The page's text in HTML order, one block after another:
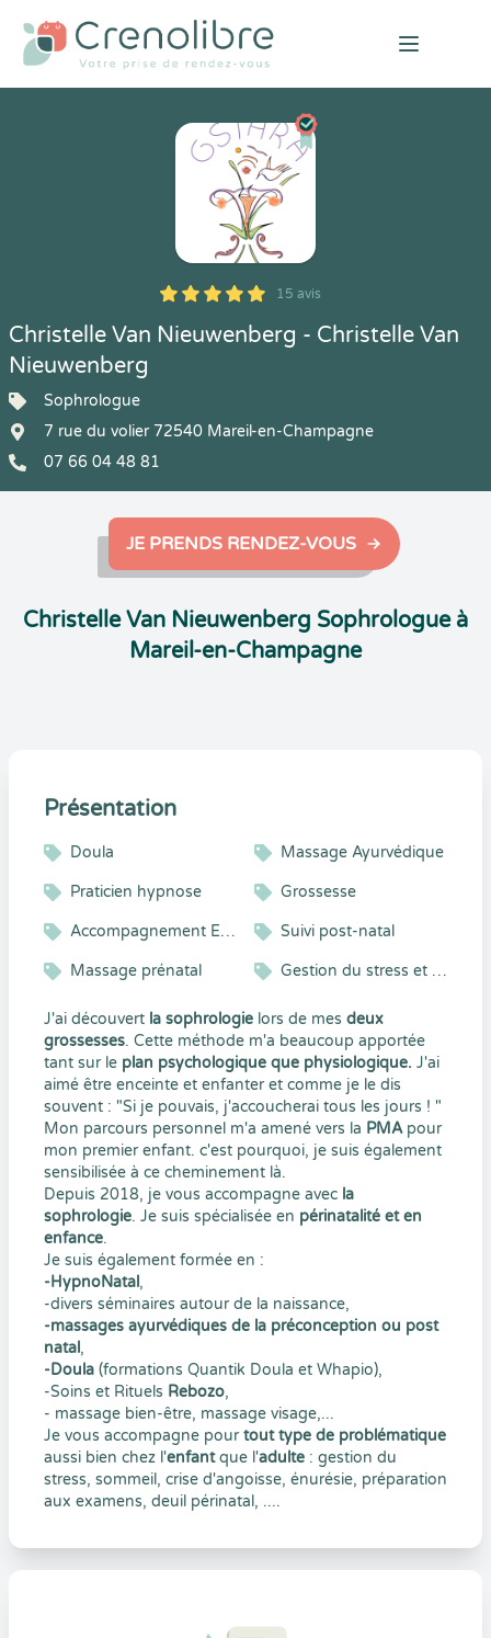
Open
5
1
5
15 15 avis
Christelle Van Nieuwenberg - Christelle Van
Nieuwenberg
Sophrologue
7 rue du volier 72540 Mareil-en-Champagne
07 66 04 48 81
JE PRENDS RENDEZ-VOUS
Christelle Van Nieuwenberg Sophrologue à
Mareil-en-Champagne
Présentation
Doula Massage Ayurvédique
Praticien hypnose Grossesse
Accompagnement Enfant et Adolescent Suivi post-natal
Massage prénatal Gestion du stress et gestion émotionnelle
J'ai découvert la sophrologie lors de mes deux
grossesses. Cette méthode m'a beaucoup apportée
tant sur le plan psychologique que physiologique. J'ai
aimé être enceinte et enfanter et comme je le dis
souvent : "Si je pouvais, j'accoucherai tous les jours ! "
Mon parcours personnel m'a amené vers la PMA pour
mon premier enfant. c'est pourquoi, je suis également
sensibilisée à ce cheminement là.
Depuis 2018, je vous accompagne avec la
sophrologie. Je suis spécialisée en périnatalité et en
enfance.
Je suis également formée en :
-HypnoNatal,
-divers séminaires autour de la naissance,
-massages ayurvédiques de la préconception ou post
natal,
-Doula (formations Quantik Doula et Whapio),
-Soins et Rituels Rebozo,
- massage bien-être, massage visage,...
Je vous accompagne pourtout type de problématique
aussi bien chez l'enfantque l'adulte : gestion du
stress, sommeil, crise d'angoisse, énurésie, préparation
aux examens, deuil périnatal, ....